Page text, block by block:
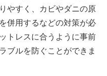
やすく、カビやダニの原
併用するなどの対策が必
トレスに合うように事前
ブルを防ぐことができま